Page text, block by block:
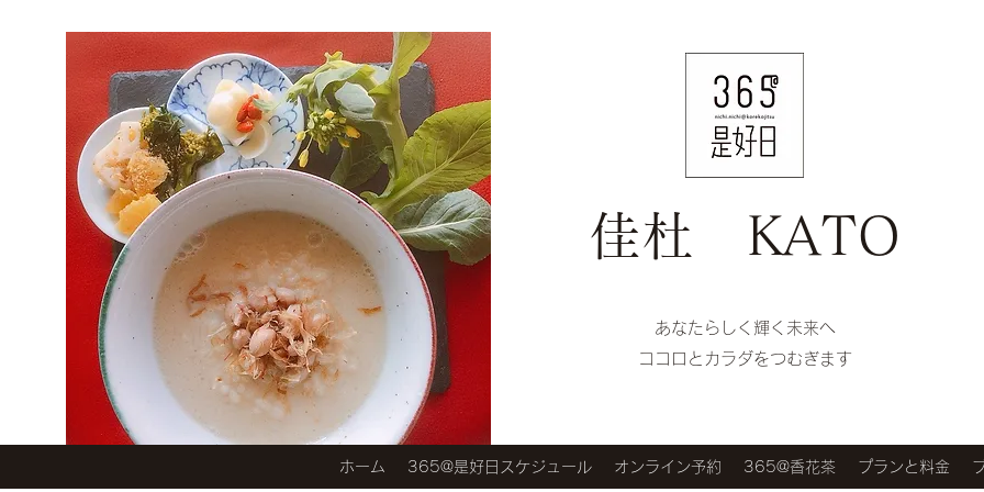
佳杜 KATO
​​あなたらしく輝く未来へ
ココロとカラダをつむぎます
ホーム 365@是好日スケジュール オンライン予約 365@香花茶 プランと料金